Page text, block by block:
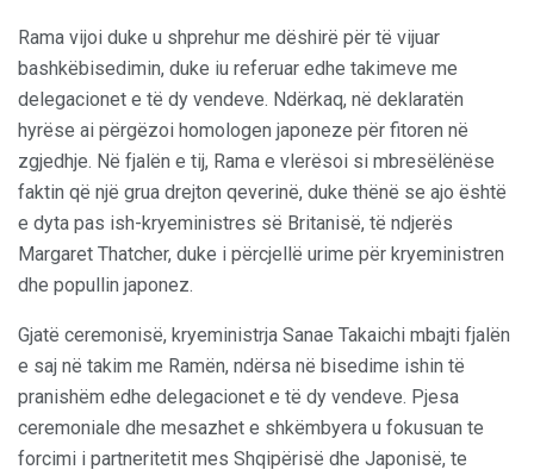
Rama vijoi duke u shprehur me dëshirë për të vijuar
bashkëbisedimin, duke iu referuar edhe takimeve me
delegacionet e të dy vendeve. Ndërkaq, në deklaratën
hyrëse ai përgëzoi homologen japoneze për fitoren në
zgjedhje. Në fjalën e tij, Rama e vlerësoi si mbresëlënëse
faktin që një grua drejton qeverinë, duke thënë se ajo është
e dyta pas ish-kryeministres së Britanisë, të ndjerës
Margaret Thatcher, duke i përcjellë urime për kryeministren
dhe popullin japonez.
Gjatë ceremonisë, kryeministrja Sanae Takaichi mbajti fjalën
e saj në takim me Ramën, ndërsa në bisedime ishin të
pranishëm edhe delegacionet e të dy vendeve. Pjesa
ceremoniale dhe mesazhet e shkëmbyera u fokusuan te
forcimi i partneritetit mes Shqipërisë dhe Japonisë, te